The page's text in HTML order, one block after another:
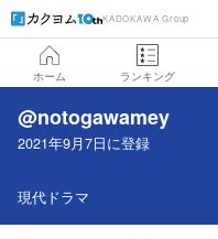
KADOKAWA Group
ホーム ランキング
@notogawamey
2021年9月7日に登録
現代ドラマ